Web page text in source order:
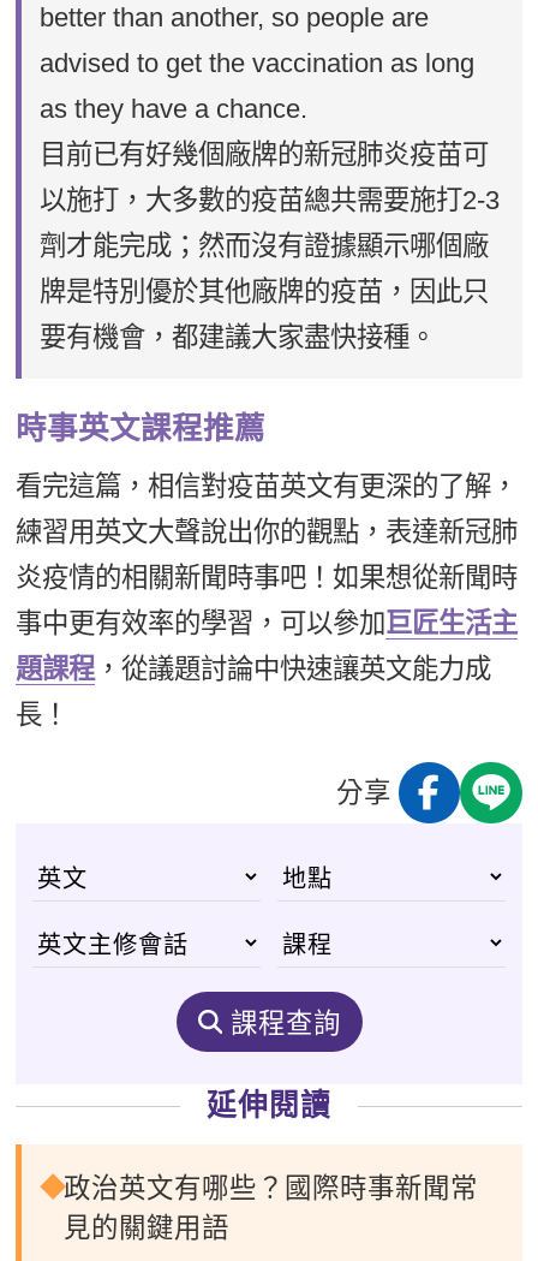
better than another, so people are
advised to get the vaccination as long
as they have a chance.
目前已有好幾個廠牌的新冠肺炎疫苗可
以施打，大多數的疫苗總共需要施打2-3
劑才能完成；然而沒有證據顯示哪個廠
牌是特別優於其他廠牌的疫苗，因此只
要有機會，都建議大家盡快接種。
時事英文課程推薦
看完這篇，相信對疫苗英文有更深的了解，
練習用英文大聲說出你的觀點，表達新冠肺
炎疫情的相關新聞時事吧！如果想從新聞時
事中更有效率的學習，可以參加巨匠生活主
題課程 ，從議題討論中快速讓英文能力成
長！
分享
課程查詢
延伸閱讀
政治英文有哪些？國際時事新聞常
見的關鍵用語